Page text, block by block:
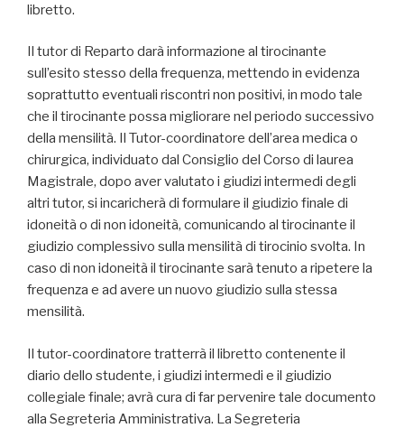
libretto.
Il tutor di Reparto darà informazione al tirocinante
sull’esito stesso della frequenza, mettendo in evidenza
soprattutto eventuali riscontri non positivi, in modo tale
che il tirocinante possa migliorare nel periodo successivo
della mensilità. Il Tutor-coordinatore dell’area medica o
chirurgica, individuato dal Consiglio del Corso di laurea
Magistrale, dopo aver valutato i giudizi intermedi degli
altri tutor, si incaricherà di formulare il giudizio finale di
idoneità o di non idoneità, comunicando al tirocinante il
giudizio complessivo sulla mensilità di tirocinio svolta. In
caso di non idoneità il tirocinante sarà tenuto a ripetere la
frequenza e ad avere un nuovo giudizio sulla stessa
mensilità.
Il tutor-coordinatore tratterrà il libretto contenente il
diario dello studente, i giudizi intermedi e il giudizio
collegiale finale; avrà cura di far pervenire tale documento
alla Segreteria Amministrativa. La Segreteria